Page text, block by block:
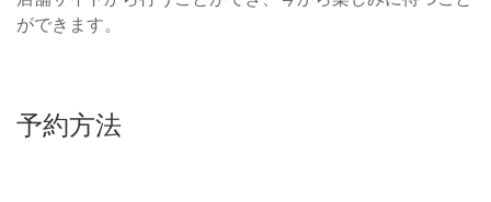
ができます。
予約方法